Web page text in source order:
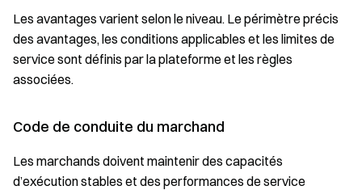
Les avantages varient selon le niveau. Le périmètre précis
des avantages, les conditions applicables et les limites de
service sont définis par la plateforme et les règles
associées.
Code de conduite du marchand
Les marchands doivent maintenir des capacités
d’exécution stables et des performances de service